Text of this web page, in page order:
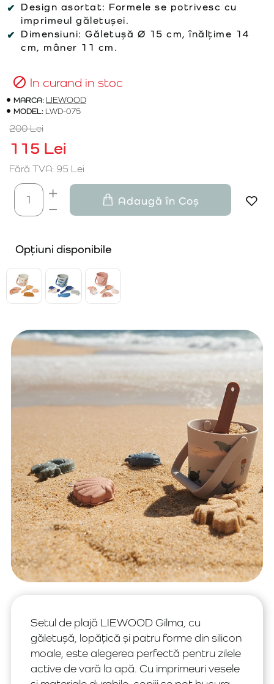
Design asortat: Formele se potrivesc cu
imprimeul găletușei.
Dimensiuni: Găletușă Ø 15 cm, înălțime 14
cm, mâner 11 cm.
In curand in stoc
MARCA: LIEWOOD
MODEL: LWD-075
115 Lei
200 Lei
Fără TVA: 95 Lei
Adaugă în Coș
Opțiuni disponibile
Setul de plajă LIEWOOD Gilma, cu
găletușă, lopățică și patru forme din silicon
moale, este alegerea perfectă pentru zilele
active de vară la apă. Cu imprimeuri vesele